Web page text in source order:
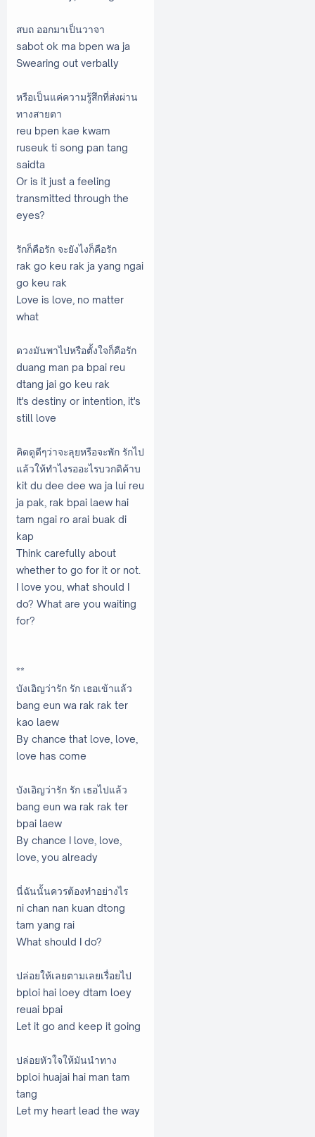
สบถ ออกมาเป็นวาจา
sabot ok ma bpen wa ja
Swearing out verbally
หรือเป็นแค่ความรู้สึกที่ส่งผ่าน
ทางสายตา
reu bpen kae kwam
ruseuk ti song pan tang
saidta
Or is it just a feeling
transmitted through the
eyes?
รักก็คือรัก จะยังไงก็คือรัก
rak go keu rak ja yang ngai
go keu rak
Love is love, no matter
what
ดวงมันพาไปหรือตั้งใจก็คือรัก
duang man pa bpai reu
dtang jai go keu rak
It's destiny or intention, it's
still love
คิดดูดีๆว่าจะลุยหรือจะพัก รักไป
แล้วให้ทำไงรออะไรบวกดิค้าบ
kit du dee dee wa ja lui reu
ja pak, rak bpai laew hai
tam ngai ro arai buak di
kap
Think carefully about
whether to go for it or not.
I love you, what should I
do? What are you waiting
for?
**
บังเอิญว่ารัก รัก เธอเข้าแล้ว
bang eun wa rak rak ter
kao laew
By chance that love, love,
love has come
บังเอิญว่ารัก รัก เธอไปแล้ว
bang eun wa rak rak ter
bpai laew
By chance I love, love,
love, you already
นี่ฉันนั้นควรต้องทำอย่างไร
ni chan nan kuan dtong
tam yang rai
What should I do?
ปล่อยให้เลยตามเลยเรื่อยไป
bploi hai loey dtam loey
reuai bpai
Let it go and keep it going
ปล่อยหัวใจให้มันนำทาง
bploi huajai hai man tam
tang
Let my heart lead the way